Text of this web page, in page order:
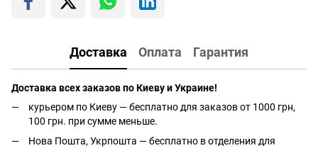
Доставка Оплата Гарантия
Доставка всех заказов по Киеву и Украине!
курьером по Киеву — бесплатно для заказов от 1000 грн,
100 грн. при сумме меньше.
Нова Пошта, Укрпошта — бесплатно в отделения для